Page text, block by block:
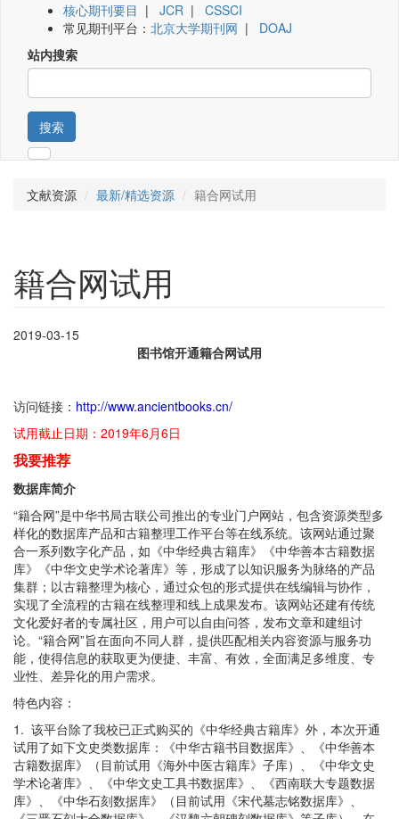
核心期刊要目 | JCR | CSSCI
常见期刊平台： 北京大学期刊网 | DOAJ
站内搜索
搜索
文献资源 最新/精选资源 籍合网试用
籍合网试用
2019-03-15
图书馆开通籍合网试用
访问链接： http://www.ancientbooks.cn/
试用截止日期：2019年6月6日
我要推荐
数据库简介
“籍合网”是中华书局古联公司推出的专业门户网站，包含资源类型多
样化的数据库产品和古籍整理工作平台等在线系统。该网站通过聚
合一系列数字化产品，如《中华经典古籍库》《中华善本古籍数据
库》《中华文史学术论著库》等，形成了以知识服务为脉络的产品
集群；以古籍整理为核心，通过众包的形式提供在线编辑与协作，
实现了全流程的古籍在线整理和线上成果发布。该网站还建有传统
文化爱好者的专属社区，用户可以自由问答，发布文章和建组讨
论。“籍合网”旨在面向不同人群，提供匹配相关内容资源与服务功
能，使得信息的获取更为便捷、丰富、有效，全面满足多维度、专
业性、差异化的用户需求。
特色内容：
1. 该平台除了我校已正式购买的《中华经典古籍库》外，本次开通
试用了如下文史类数据库：《中华古籍书目数据库》、《中华善本
古籍数据库》（目前试用《海外中医古籍库》子库）、《中华文史
学术论著库》、《中华文史工具书数据库》、《西南联大专题数据
库》、《中华石刻数据库》（目前试用《宋代墓志铭数据库》、